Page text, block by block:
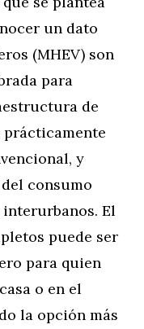
un dato
(MHEV) son
para
de
prácticamente
y
consumo
El
puede ser
para quien
o en el
la opción más